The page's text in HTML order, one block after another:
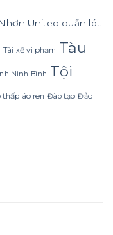
United quần lót
Tài xế vi phạm Tàu
Ninh Bình Tội
thấp áo ren Đào tạo Đảo